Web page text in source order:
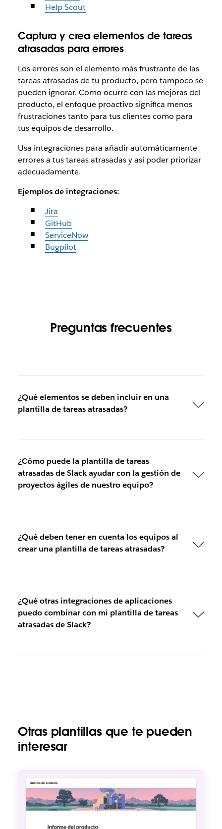
Help Scout
Captura y crea elementos de tareas
atrasadas para errores
Los errores son el elemento más frustrante de las
tareas atrasadas de tu producto, pero tampoco se
pueden ignorar. Como ocurre con las mejoras del
producto, el enfoque proactivo significa menos
frustraciones tanto para tus clientes como para
tus equipos de desarrollo.
Usa integraciones para añadir automáticamente
errores a tus tareas atrasadas y así poder priorizar
adecuadamente.
Ejemplos de integraciones:
Jira
GitHub
ServiceNow
Bugpilot
Preguntas frecuentes
¿Qué elementos se deben incluir en una
plantilla de tareas atrasadas?
¿Cómo puede la plantilla de tareas
atrasadas de Slack ayudar con la gestión de
proyectos ágiles de nuestro equipo?
¿Qué deben tener en cuenta los equipos al
crear una plantilla de tareas atrasadas?
¿Qué otras integraciones de aplicaciones
puedo combinar con mi plantilla de tareas
atrasadas de Slack?
Otras plantillas que te pueden
interesar